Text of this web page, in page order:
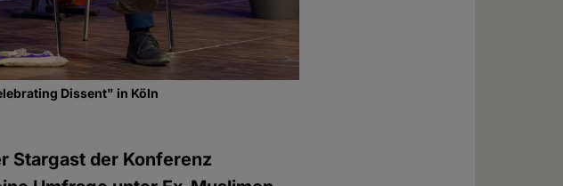
Dissent" in Köln
Stargast der Konferenz